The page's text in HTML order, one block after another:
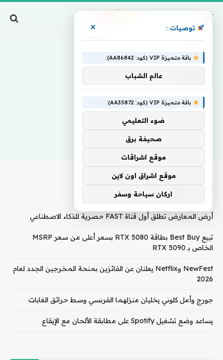
أحدث المقالات
أرض المعارض تطلق أول قناة FAST حصرية للذكاء الاصطناعي
تبيع Best Buy بطاقة RTX 5080 بسعر أعلى من سعر MSRP
الخاص بـ RTX 5090
NewFest وNetflix يعلنان عن الفائزين بمنحة المخرجين الجدد لعام
2026
جورج وأمل كلوني يخليان منزلهما الفرنسي وسط حرائق الغابات
يساعد وضع تشغيل Spotify على مطابقة الألحان مع الإيقاع
توصيات : ×
باقة متميزة VIP (كود: AA86842):
عالم الشباب
باقة متميزة VIP (كود: AA35872):
ضوء التعليمي
صحيفة برق
موقع اشراقات
موقع اشراق اون لاين
اركان سياحة وسفر